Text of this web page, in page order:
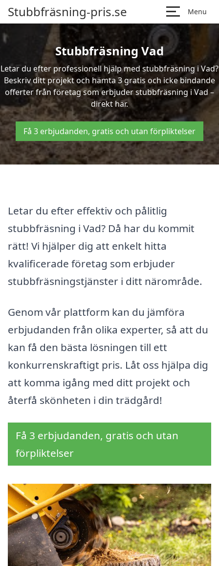
Stubbfräsning-pris.se Menu
Stubbfräsning Vad
Letar du efter professionell hjälp med stubbfräsning i Vad?
Beskriv ditt projekt och hämta 3 gratis och icke bindande
offerter från företag som erbjuder stubbfräsning i Vad –
direkt här.
Få 3 erbjudanden, gratis och utan förpliktelser
Letar du efter effektiv och pålitlig
stubbfräsning i Vad? Då har du kommit
rätt! Vi hjälper dig att enkelt hitta
kvalificerade företag som erbjuder
stubbfräsningstjänster i ditt närområde.
Genom vår plattform kan du jämföra
erbjudanden från olika experter, så att du
kan få den bästa lösningen till ett
konkurrenskraftigt pris. Låt oss hjälpa dig
att komma igång med ditt projekt och
återfå skönheten i din trädgård!
Få 3 erbjudanden, gratis och utan
förpliktelser